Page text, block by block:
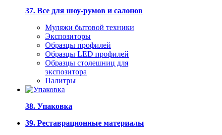
37. Все для шоу-румов и салонов
Муляжи бытовой техники
Экспозиторы
Образцы профилей
Образцы LED профилей
Образцы столешниц для
экспозитора
Палитры
38. Упаковка
39. Реставрационные материалы